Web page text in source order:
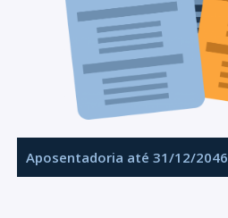
Aposentadoria até 31/12/2046